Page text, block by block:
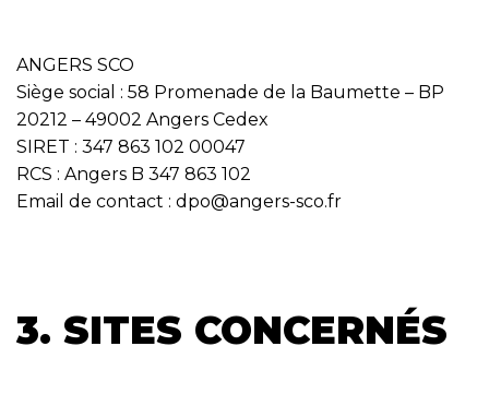
ANGERS SCO
Siège social : 58 Promenade de la Baumette – BP
20212 – 49002 Angers Cedex
SIRET : 347 863 102 00047
RCS : Angers B 347 863 102
Email de contact : dpo@angers-sco.fr
3. SITES CONCERNÉS